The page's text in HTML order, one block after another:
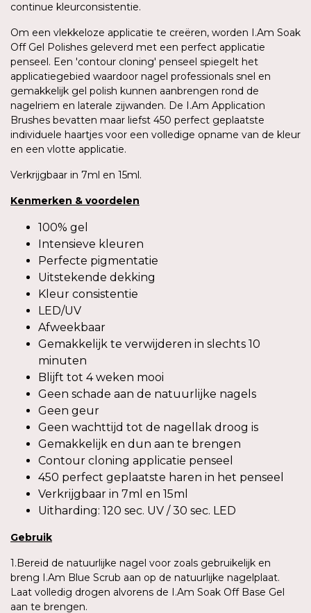
continue kleurconsistentie.
Om een vlekkeloze applicatie te creëren, worden I.Am Soak
Off Gel Polishes geleverd met een perfect applicatie
penseel. Een 'contour cloning' penseel spiegelt het
applicatiegebied waardoor nagel professionals snel en
gemakkelijk gel polish kunnen aanbrengen rond de
nagelriem en laterale zijwanden. De I.Am Application
Brushes bevatten maar liefst 450 perfect geplaatste
individuele haartjes voor een volledige opname van de kleur
en een vlotte applicatie.
Verkrijgbaar in 7ml en 15ml.
Kenmerken & voordelen
100% gel
Intensieve kleuren
Perfecte pigmentatie
Uitstekende dekking
Kleur consistentie
LED/UV
Afweekbaar
Gemakkelijk te verwijderen in slechts 10
minuten
Blijft tot 4 weken mooi
Geen schade aan de natuurlijke nagels
Geen geur
Geen wachttijd tot de nagellak droog is
Gemakkelijk en dun aan te brengen
Contour cloning applicatie penseel
450 perfect geplaatste haren in het penseel
Verkrijgbaar in 7ml en 15ml
Uitharding: 120 sec. UV / 30 sec. LED
Gebruik
1.Bereid de natuurlijke nagel voor zoals gebruikelijk en
breng I.Am Blue Scrub aan op de natuurlijke nagelplaat.
Laat volledig drogen alvorens de I.Am Soak Off Base Gel
aan te brengen.